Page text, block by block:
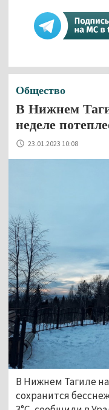
Общество
В Нижнем
неделе
23.01.2023 10:08
В Нижнем Тагиле
сохранится